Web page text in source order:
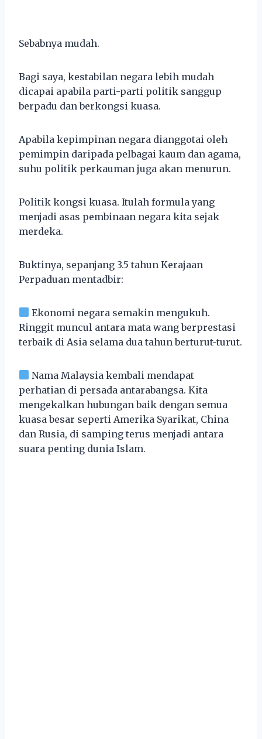
Sebabnya mudah.
Bagi saya, kestabilan negara lebih mudah
dicapai apabila parti-parti politik sanggup
berpadu dan berkongsi kuasa.
Apabila kepimpinan negara dianggotai oleh
pemimpin daripada pelbagai kaum dan agama,
suhu politik perkauman juga akan menurun.
Politik kongsi kuasa. Itulah formula yang
menjadi asas pembinaan negara kita sejak
merdeka.
Buktinya, sepanjang 3.5 tahun Kerajaan
Perpaduan mentadbir:
Ekonomi negara semakin mengukuh.
Ringgit muncul antara mata wang berprestasi
terbaik di Asia selama dua tahun berturut-turut.
Nama Malaysia kembali mendapat
perhatian di persada antarabangsa. Kita
mengekalkan hubungan baik dengan semua
kuasa besar seperti Amerika Syarikat, China
dan Rusia, di samping terus menjadi antara
suara penting dunia Islam.